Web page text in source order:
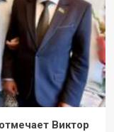
Виктор